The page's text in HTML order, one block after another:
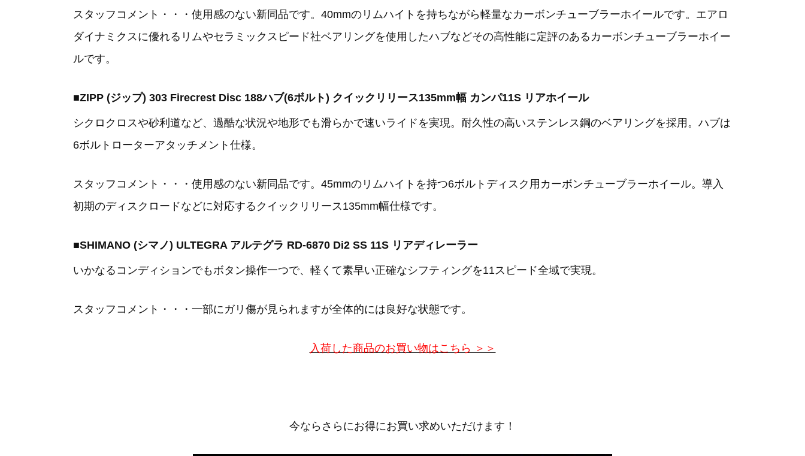
スタッフコメント・・・使用感のない新同品です。40mmのリムハイトを持ちながら軽量なカーボンチューブラーホイールです。エアロ
ダイナミクスに優れるリムやセラミックスピード社ベアリングを使用したハブなどその高性能に定評のあるカーボンチューブラーホイー
ルです。
■ZIPP (ジップ) 303 Firecrest Disc 188ハブ(6ボルト) クイックリリース135mm幅 カンパ11S リアホイール
シクロクロスや砂利道など、過酷な状況や地形でも滑らかで速いライドを実現。耐久性の高いステンレス鋼のベアリングを採用。ハブは
6ボルトローターアタッチメント仕様。
スタッフコメント・・・使用感のない新同品です。45mmのリムハイトを持つ6ボルトディスク用カーボンチューブラーホイール。導入
初期のディスクロードなどに対応するクイックリリース135mm幅仕様です。
■SHIMANO (シマノ) ULTEGRA アルテグラ RD-6870 Di2 SS 11S リアディレーラー
いかなるコンディションでもボタン操作一つで、軽くて素早い正確なシフティングを11スピード全域で実現。
スタッフコメント・・・一部にガリ傷が見られますが全体的には良好な状態です。
入荷した商品のお買い物はこちら ＞＞
今ならさらにお得にお買い求めいただけます！